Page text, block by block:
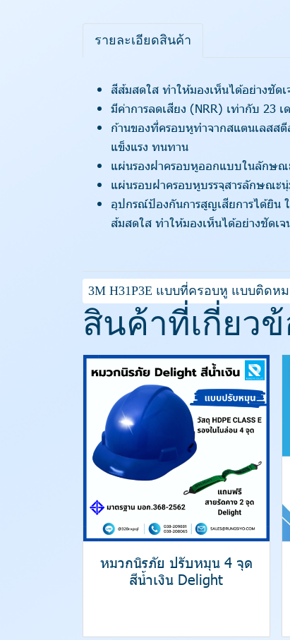
รายละเอียดสินค้า
สีส้มสดใส ทำให้มองเห็นได้อย่างชัดเ
มีค่าการลดเสียง (NRR) เท่ากับ 23 เ
ก้านของที่ครอบหูทำจากสแตนเลสส
แข็งแรง ทนทาน
แผ่นรองฝาครอบหูออกแบบในลักษณ
แผ่นรอบฝาครอบหูบรรจุสารลักษณะ
อุปกรณ์ป้องกันการสูญเสียการได้ยิน
ส้มสดใส ทำให้มองเห็นได้อย่างชัดเจ
3M H31P3E แบบที่ครอบหู แบบติดห
สินค้าที่เกี่ยวข้
หมวกนิรภัย ปรับหมุน 4 จุด
สีน้ำเงิน Delight